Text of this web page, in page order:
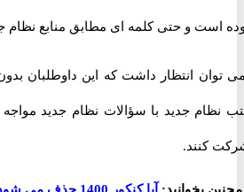
و حتی کلمه ای مطابق منابع نظام جدید
انتظار داشت که این داوطلبان بدون
جدید با سؤالات نظام جدید مواجه
کنند.